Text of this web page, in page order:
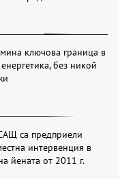
ключова граница в
без никой
са предприели
интервенция в
йената от 2011 г.